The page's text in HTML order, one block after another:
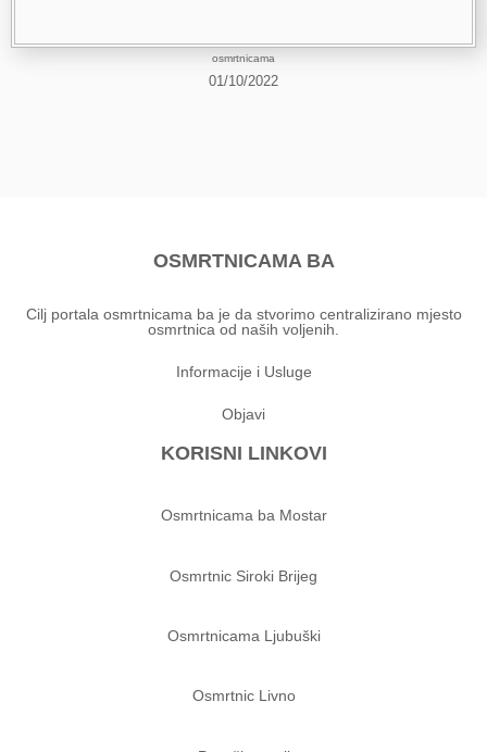
osmrtnicama
01/10/2022
OSMRTNICAMA BA
Cilj portala osmrtnicama ba je da stvorimo centralizirano mjesto
osmrtnica od naših voljenih.
Informacije i Usluge
Objavi
KORISNI LINKOVI
Osmrtnicama ba Mostar
Osmrtnic Siroki Brijeg
Osmrtnicama Ljubuški
Osmrtnic Livno